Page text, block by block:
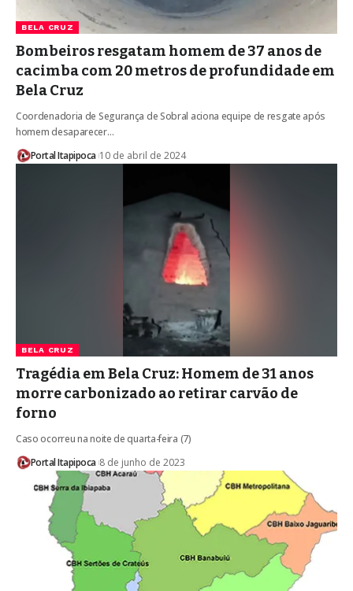
BELA CRUZ
Bombeiros resgatam homem de 37 anos de
cacimba com 20 metros de profundidade em
Bela Cruz
Coordenadoria de Segurança de Sobral aciona equipe de resgate após
homem desaparecer…
Portal Itapipoca 10 de abril de 2024
BELA CRUZ
Tragédia em Bela Cruz: Homem de 31 anos
morre carbonizado ao retirar carvão de
forno
Caso ocorreu na noite de quarta-feira (7)
Portal Itapipoca 8 de junho de 2023